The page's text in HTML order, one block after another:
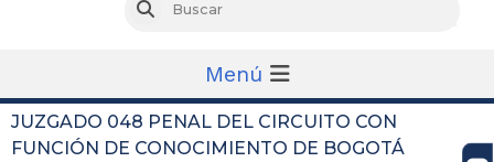
Buscar
Menú
JUZGADO 048 PENAL DEL CIRCUITO CON
FUNCIÓN DE CONOCIMIENTO DE BOGOTÁ